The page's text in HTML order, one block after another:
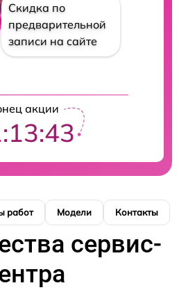
Скидка по
предварительной
записи на сайте
акции
работ Модели Контакты
сервис-